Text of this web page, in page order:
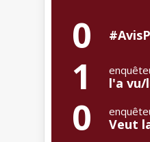
0
1 l'a vu/
0 Veut